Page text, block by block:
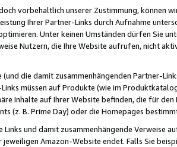
vorbehaltlich unserer Zustimmung, können
Ihrer Partner-Links durch Aufnahme
Unter keinen Umständen dürfen Sie
Nutzern, die Ihre Website aufrufen, nicht
(und die damit zusammenhängenden Partner-
müssen auf Produkte (wie im
Inhalte auf Ihrer Website befinden, die für
(z. B. Prime Day) oder die Homepages
Links und damit zusammenhängende
Amazon-Website endet. Falls Sie